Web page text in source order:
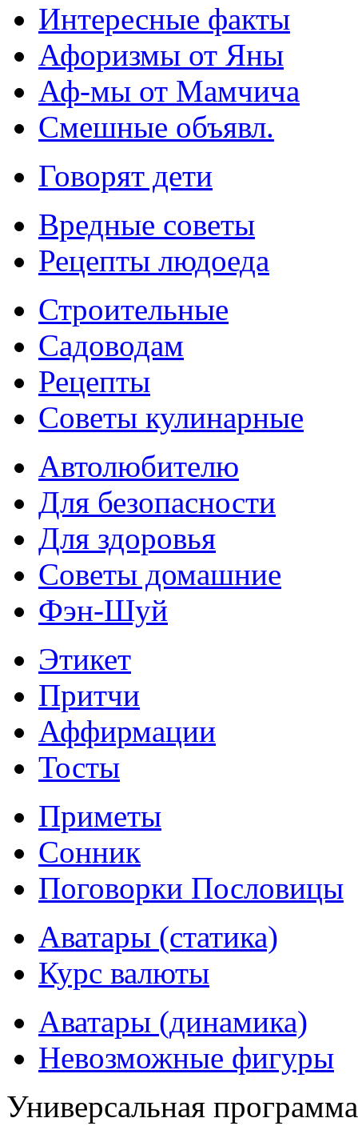
Интересные факты
Афоризмы от Яны
Аф-мы от Мамчича
Смешные объявл.
Говорят дети
Вредные советы
Рецепты людоеда
Строительные
Садоводам
Рецепты
Советы кулинарные
Автолюбителю
Для безопасности
Для здоровья
Советы домашние
Фэн-Шуй
Этикет
Притчи
Аффирмации
Тосты
Приметы
Сонник
Поговорки Пословицы
Аватары (статика)
Курс валюты
Аватары (динамика)
Невозможные фигуры
Универсальная